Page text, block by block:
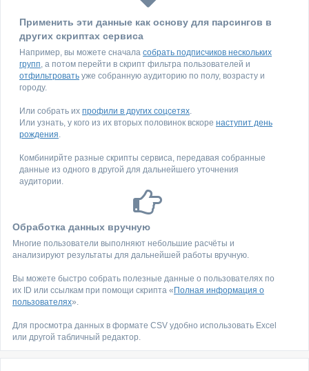
Применить эти данные как основу для парсингов в
других скриптах сервиса
Например, вы можете сначала собрать подписчиков нескольких
групп, а потом перейти в скрипт фильтра пользователей и
отфильтровать уже собранную аудиторию по полу, возрасту и
городу.
Или собрать их профили в других соцсетях.
Или узнать, у кого из их вторых половинок вскоре наступит день
рождения.
Комбинирйте разные скрипты сервиса, передавая собранные
данные из одного в другой для дальнейшего уточнения
аудитории.
Обработка данных вручную
Многие пользователи выполняют небольшие расчёты и
анализируют результаты для дальнейшей работы вручную.
Вы можете быстро собрать полезные данные о пользователях по
их ID или ссылкам при помощи скрипта « Полная информация о
пользователях».
Для просмотра данных в формате CSV удобно использовать Excel
или другой табличный редактор.